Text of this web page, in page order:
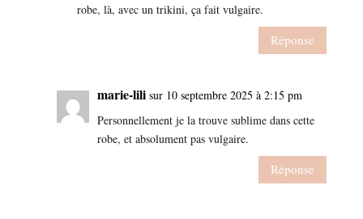
robe, là, avec un trikini, ça fait vulgaire.
Réponse
marie-lili sur 10 septembre 2025 à 2:15 pm
Personnellement je la trouve sublime dans cette
robe, et absolument pas vulgaire.
Réponse